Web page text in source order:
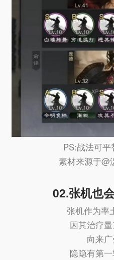
PS:战法可平
素材来源于@
02.张机也
张机作为率
因其治疗
向来
隐隐有第